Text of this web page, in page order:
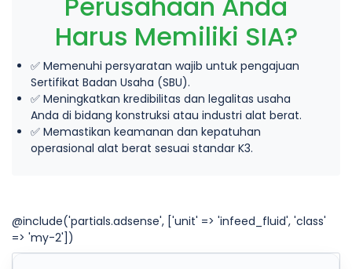
Harus Memiliki SIA?
✅ Memenuhi persyaratan wajib untuk pengajuan
Sertifikat Badan Usaha (SBU).
✅ Meningkatkan kredibilitas dan legalitas usaha
Anda di bidang konstruksi atau industri alat berat.
✅ Memastikan keamanan dan kepatuhan
operasional alat berat sesuai standar K3.
@include('partials.adsense', ['unit' => 'infeed_fluid', 'class'
=> 'my-2'])